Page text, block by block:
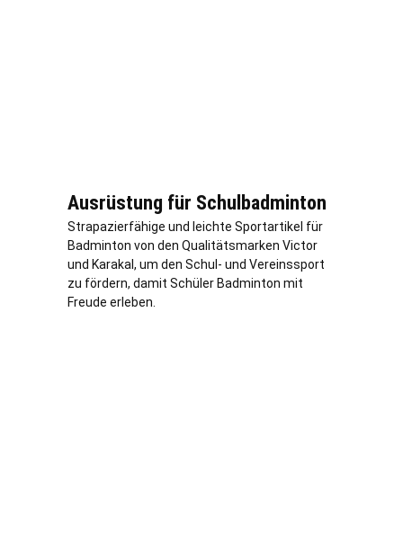
Ausrüstung für Schulbadminton
Strapazierfähige und leichte Sportartikel für
Badminton von den Qualitätsmarken Victor
und Karakal, um den Schul- und Vereinssport
zu fördern, damit Schüler Badminton mit
Freude erleben.